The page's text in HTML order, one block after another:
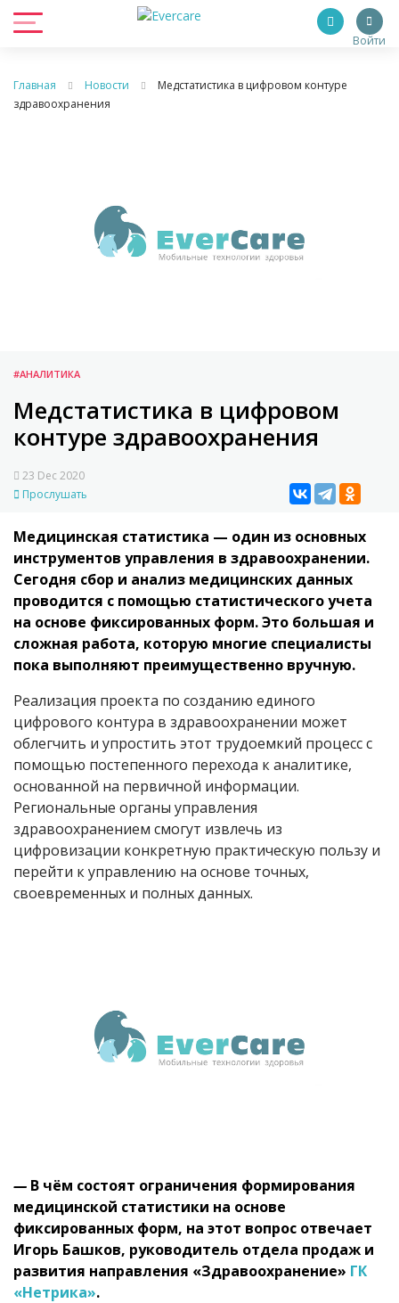
Войти
Главная Новости
Медстатистика в цифровом контуре
здравоохранения
#АНАЛИТИКА
Медстатистика в цифровом
контуре здравоохранения
23 Dec 2020
Прослушать
Медицинская статистика — один из основных
инструментов управления в здравоохранении.
Сегодня сбор и анализ медицинских данных
проводится с помощью статистического учета
на основе фиксированных форм. Это большая и
сложная работа, которую многие специалисты
пока выполняют преимущественно вручную.
Реализация проекта по созданию единого
цифрового контура в здравоохранении может
облегчить и упростить этот трудоемкий процесс с
помощью постепенного перехода к аналитике,
основанной на первичной информации.
Региональные органы управления
здравоохранением смогут извлечь из
цифровизации конкретную практическую пользу и
перейти к управлению на основе точных,
своевременных и полных данных.
— В чём состоят ограничения формирования
медицинской статистики на основе
фиксированных форм, на этот вопрос отвечает
Игорь Башков, руководитель отдела продаж и
развития направления «Здравоохранение» ГК
«Нетрика».